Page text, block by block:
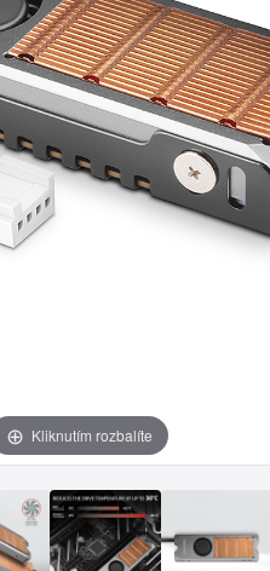
Kliknutím rozbalíte